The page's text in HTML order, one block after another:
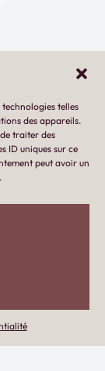
telles
des appareils.
traiter des
ID uniques sur ce
peut avoir un